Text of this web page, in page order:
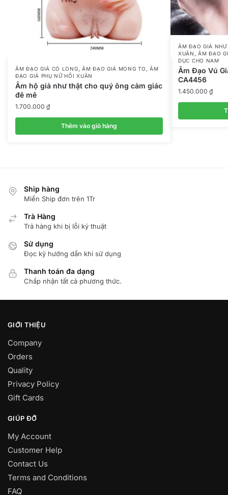
ÂM ĐẠO GIẢ CÓ LONG,ÂM ĐẠO GIẢ MONG TO ,ÂM
ĐẠO GIẢ PHỤ NỮ HỒI XUÂN
Âm hộ giả như thật cho quý ông cảm giác
đê mê
1.700.000 ₫
Thêm vào giỏ hàng
ÂM ĐẠO GIẢ NHƯ
XUÂN ,ÂM ĐẠO
DỤC CHO NAM
Âm Đạo Vú
CA4456
1.450.000 ₫
Ship hàng
Miển Ship đơn trên 1Tr
Trà Hàng
Trả hàng khi bị lỗi kỷ thuật
Sử dụng
Đọc kỹ hướng dẩn khi sử dụng
Thanh toán đa dạng
Chấp nhận tất cả phương thức.
GIỚI THIỆU
Company
Orders
Quality
Privacy Policy
Gift Cards
GIÚP ĐỠ
My Account
Customer Help
Contact Us
Terms and Conditions
FAQ